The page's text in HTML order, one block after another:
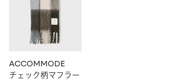
ACCOMMODE
チェック柄マフラー